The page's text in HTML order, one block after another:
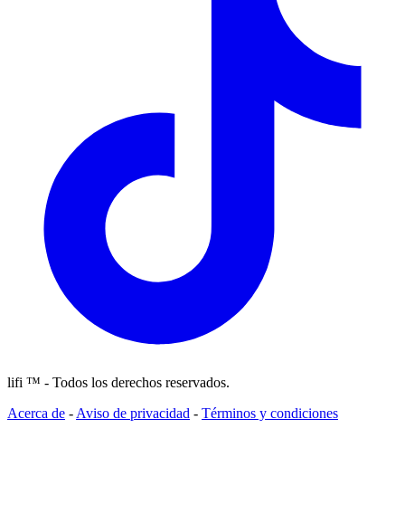
lifi ™ - Todos los derechos reservados.
Acerca de - Aviso de privacidad - Términos y condiciones